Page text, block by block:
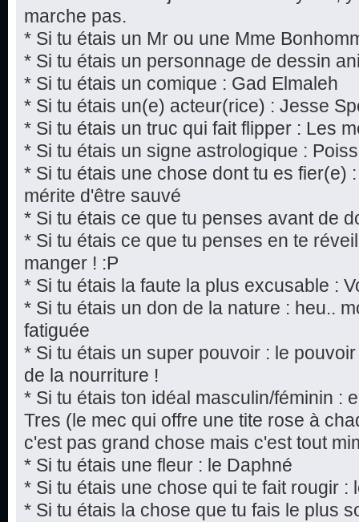
marche pas.
* Si tu étais un Mr ou une Mme
* Si tu étais un personnage de dessin
* Si tu étais un comique : Gad Elmaleh
* Si tu étais un(e) acteur(rice) : Jesse
* Si tu étais un truc qui fait flipper : Les
* Si tu étais un signe astrologique :
* Si tu étais une chose dont tu es fier(e)
mérite d'être sauvé
* Si tu étais ce que tu penses avant de
* Si tu étais ce que tu penses en te
manger ! :P
* Si tu étais la faute la plus excusable :
* Si tu étais un don de la nature : heu..
fatiguée
* Si tu étais un super pouvoir : le
de la nourriture !
* Si tu étais ton idéal masculin/féminin :
Tres (le mec qui offre une tite rose à
c'est pas grand chose mais c'est tout
* Si tu étais une fleur : le Daphné
* Si tu étais une chose qui te fait rougir :
* Si tu étais la chose que tu fais le plus